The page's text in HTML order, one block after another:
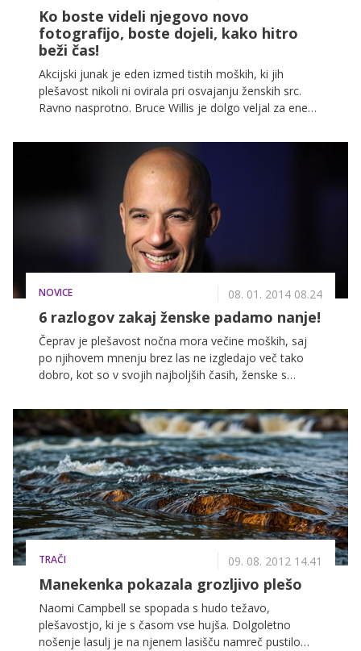
Ko boste videli njegovo novo
fotografijo, boste dojeli, kako hitro
beži čas!
Akcijski junak je eden izmed tistih moških, ki jih
plešavost nikoli ni ovirala pri osvajanju ženskih src.
Ravno nasprotno. Bruce Willis je dolgo veljal za enega
kot vsi tudi on ni mogel ubežati letom.
NOVICE 08. 01. 2014 08.24
6 razlogov zakaj ženske padamo nanje!
Čeprav je plešavost nočna mora večine moških, saj
po njihovem mnenju brez las ne izgledajo več tako
dobro, kot so v svojih najboljših časih, ženske s
obremenjene. Čeprav bo vaš dragi po vsej verjetnosti
zaradi čedalje manj kocin na glavi postal vse bolj
nesamozavesten, ga spodbudno potrepljajte po rami
in mu povejte, da bo vam kot obritoglavec mogoče še
celo bolj všeč. Konec koncev ne želite, da bi se njegov
skrhan ego odražal tudi v posteljnih aktivnostih.
TRAČI 09. 08. 2012 14.41
Manekenka pokazala grozljivo plešo
Naomi Campbell se spopada s hudo težavo,
plešavostjo, ki je s časom vse hujša. Dolgoletno
nošenje lasulj je na njenem lasišču namreč pustilo